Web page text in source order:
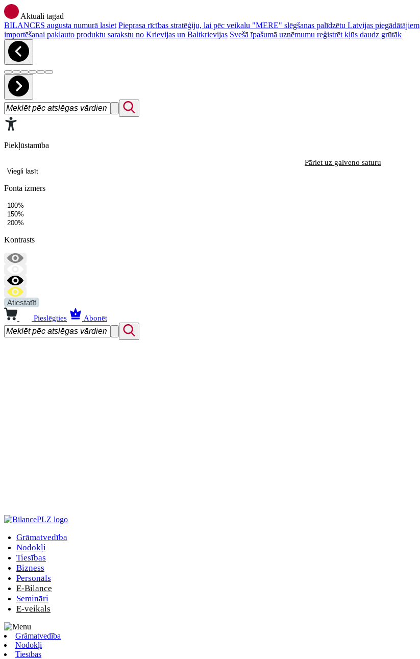
Aktuāli tagad
BILANCES augusta numurā lasiet Pieprasa rīcības stratēģiju, lai pēc veikalu "MERE" slēgšanas palīdzētu Latvijas piegādātājiem
importēšanai pakļauto produktu sarakstu no Krievijas un Baltkrievijas Svešā īpašumā uzņēmumu reģistrēt kļūs daudz grūtāk
Piekļūstamība
Pāriet uz galveno saturu
Viegli lasīt
Fonta izmērs
100%
150%
200%
Kontrasts
Atiestatīt
Pieslēgties Abonēt
Grāmatvedība
Nodokļi
Tiesības
Bizness
Personāls
E-Bilance
Semināri
E-veikals
Grāmatvedība
Nodokļi
Tiesības